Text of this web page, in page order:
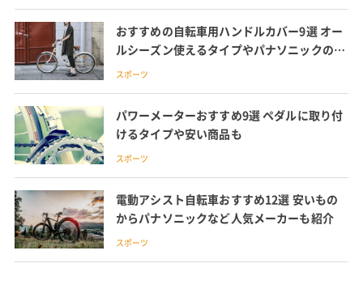
おすすめの自転車用ハンドルカバー9選 オー
ルシーズン使えるタイプやパナソニックのカ
バーも紹介
スポーツ
パワーメーターおすすめ9選 ペダルに取り付
けるタイプや安い商品も
スポーツ
電動アシスト自転車おすすめ12選 安いもの
からパナソニックなど人気メーカーも紹介
スポーツ